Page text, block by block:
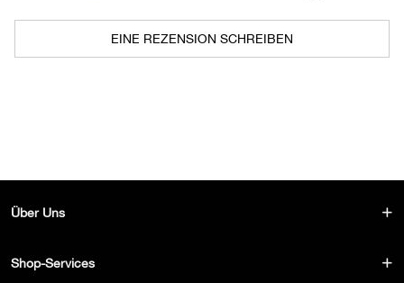
EINE REZENSION SCHREIBEN
Über Uns
Shop-Services